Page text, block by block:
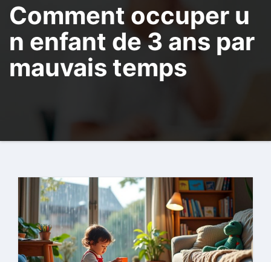
Comment occuper u
n enfant de 3 ans par
mauvais temps